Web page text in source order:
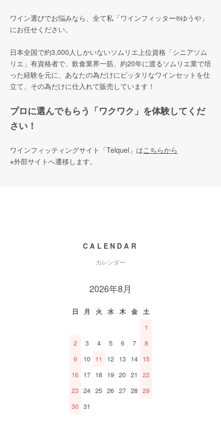
ワイン選びでお悩みなら、全て私「ワインフィッター®︎ゆうや」
にお任せください。
日本全国で約3,000人しかいないソムリエ上位資格「シニアソム
リエ」有資格者で、飲食業界一筋、約20年に渡るソムリエ業で培
った経験を元に、あなたの為だけにピッタリなワインセットを仕
立て、その為だけに仕入れて販売しています！
プロに選んでもらう「ワクワク」を体験してくだ
さい！
ワインフィッティングサイト 「Telquel」はこちらから
※外部サイトへ遷移します。
CALENDAR
カレンダー
2026年8月
日 月 火 水 木 金
土
1
2
3 4 5 6 7
8
9
10 11 12 13 14 15
16 17 18 19 20 21
22
23 24 25 26 27 28 29
30 31